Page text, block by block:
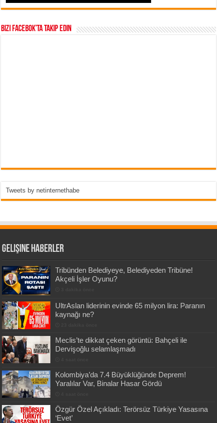
Bizi Facebok’ta takip edin
Tweets by netinternethabe
Gelişine Haberler
Tribünden Belediyeye, Belediyeden Tribüne!
Akçeli İşler Oyunu?
UltrAslan liderinin evinde 65 milyon lira: Paranın
kaynağı ne?
Meclis’te dikkat çeken görüntü: Bahçeli ile
Dervişoğlu selamlaşmadı
Kolombiya’da 7.4 Büyüklüğünde Deprem!
Yaralılar Var, Binalar Hasar Gördü
Özgür Özel Açıkladı: Terörsüz Türkiye Yasasına
‘Evet’